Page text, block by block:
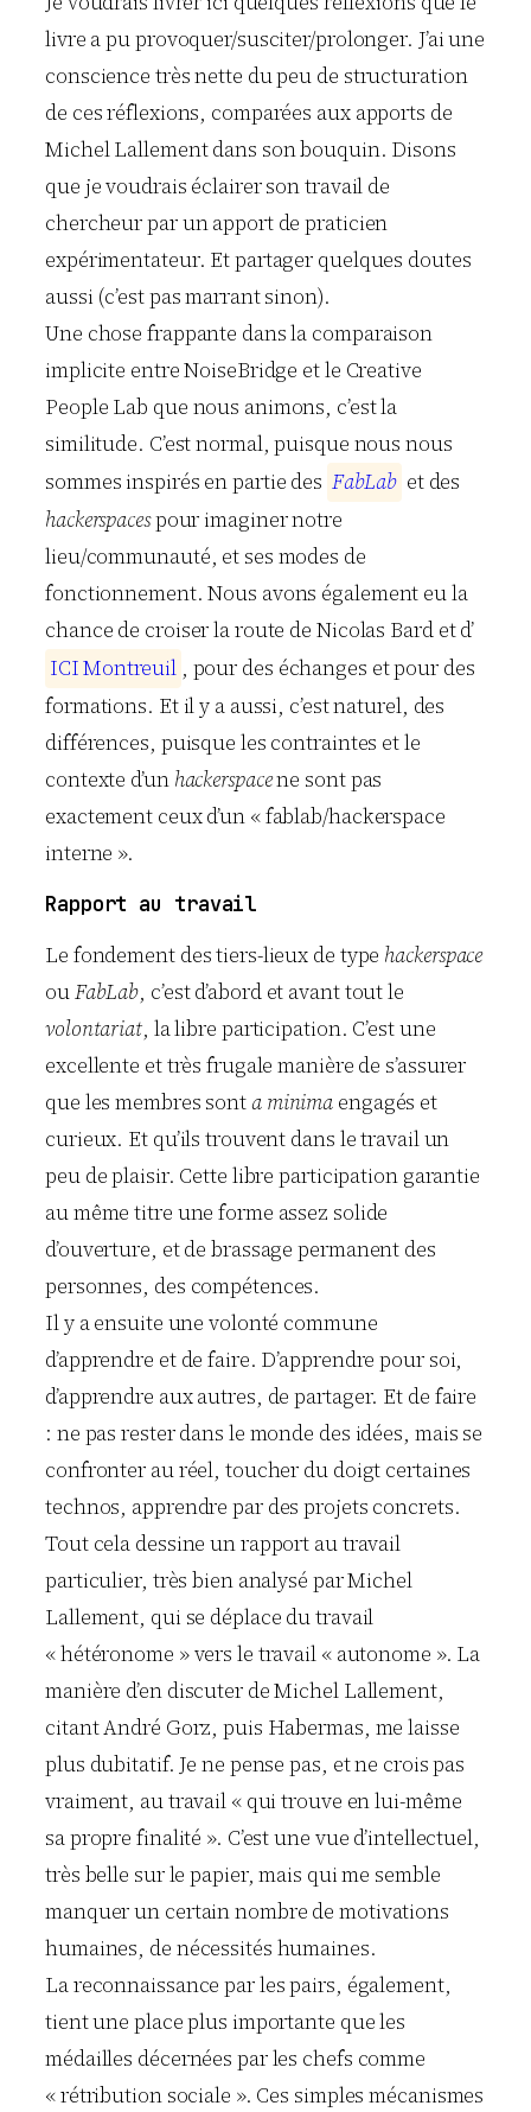
livre a pu provoquer/susciter/prolonger. J’ai une
conscience très nette du peu de structuration
de ces réflexions, comparées aux apports de
Michel Lallement dans son bouquin. Disons
que je voudrais éclairer son travail de
chercheur par un apport de praticien
expérimentateur. Et partager quelques doutes
aussi (c’est pas marrant sinon).
Une chose frappante dans la comparaison
implicite entre NoiseBridge et le Creative
People Lab que nous animons, c’est la
similitude. C’est normal, puisque nous nous
sommes inspirés en partie des FabLab et des
hackerspacespour imaginer notre
lieu/communauté, et ses modes de
fonctionnement. Nous avons également eu la
chance de croiser la route de Nicolas Bard et d’
ICIMontreuil , pour des échanges et pour des
formations. Et il y a aussi, c’est naturel, des
différences, puisque les contraintes et le
contexte d’un hackerspacene sont pas
exactement ceux d’un « fablab/hackerspace
interne ».
Rapport au travail
Le fondement des tiers-lieux de type hackerspace
ouFabLab, c’est d’abord et avant tout le
volontariat, la libre participation. C’est une
excellente et très frugale manière de s’assurer
que les membres sonta minima engagés et
curieux. Et qu’ils trouvent dans le travail un
peu de plaisir. Cette libre participation garantie
au même titre une forme assez solide
d’ouverture, et de brassage permanent des
personnes, des compétences.
Il y a ensuite une volonté commune
d’apprendre et de faire. D’apprendre pour soi,
d’apprendre aux autres, de partager. Et de faire
: ne pas rester dans le monde des idées, mais se
confronter au réel, toucher du doigt certaines
technos, apprendre par des projets concrets.
Tout cela dessine un rapport au travail
particulier, très bien analysé par Michel
Lallement, qui se déplace du travail
« hétéronome » vers le travail « autonome ». La
manière d’en discuter de Michel Lallement,
citant André Gorz, puis Habermas, me laisse
plus dubitatif. Je ne pense pas, et ne crois pas
vraiment, au travail « qui trouve en lui-même
sa propre finalité ». C’est une vue d’intellectuel,
très belle sur le papier, mais qui me semble
manquer un certain nombre de motivations
humaines, de nécessités humaines.
La reconnaissance par les pairs, également,
tient une place plus importante que les
médailles décernées par les chefs comme
« rétribution sociale ». Ces simples mécanismes